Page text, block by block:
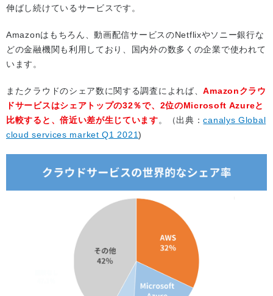
伸ばし続けているサービスです。
Amazonはもちろん、動画配信サービスのNetflixやソニー銀行な
どの金融機関も利用しており、国内外の数多くの企業で使われて
います。
またクラウドのシェア数に関する調査によれば、Amazonクラウ
ドサービスはシェアトップの32％で、2位のMicrosoft Azureと
比較すると、倍近い差が生じています。（出典：canalys Global
cloud services market Q1 2021)